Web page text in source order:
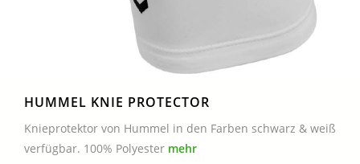
HUMMEL KNIE PROTECTOR
Knieprotektor von Hummel in den Farben schwarz & weiß
verfügbar. 100% Polyester mehr